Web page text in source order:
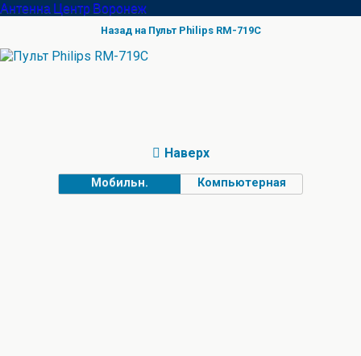
Антенна Центр Воронеж
Назад на Пульт Philips RM-719C
Наверх
Мобильн. Компьютерная